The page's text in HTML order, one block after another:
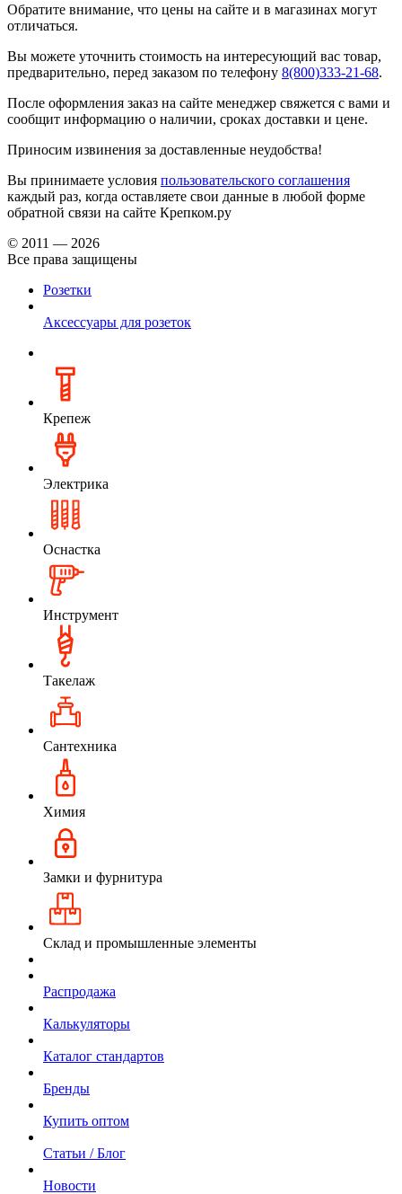
Обратите внимание, что цены на сайте и в магазинах могут
отличаться.
Вы можете уточнить стоимость на интересующий вас товар,
предварительно, перед заказом по телефону 8(800)333-21-68.
После оформления заказ на сайте менеджер свяжется с вами и
сообщит информацию о наличии, сроках доставки и цене.
Приносим извинения за доставленные неудобства!
Вы принимаете условия пользовательского соглашения
каждый раз, когда оставляете свои данные в любой форме
обратной связи на сайте Крепком.ру
© 2011 — 2026
Все права защищены
Розетки
Аксессуары для розеток
Крепеж
Электрика
Оснастка
Инструмент
Такелаж
Сантехника
Химия
Замки и фурнитура
Склад и промышленные элементы
Распродажа
Калькуляторы
Каталог стандартов
Бренды
Купить оптом
Статьи / Блог
Новости